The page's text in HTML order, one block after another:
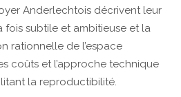
Anderlechtois décrivent leur
subtile et ambitieuse et la
rationnelle de l’espace
coûts et l’approche technique
la reproductibilité.